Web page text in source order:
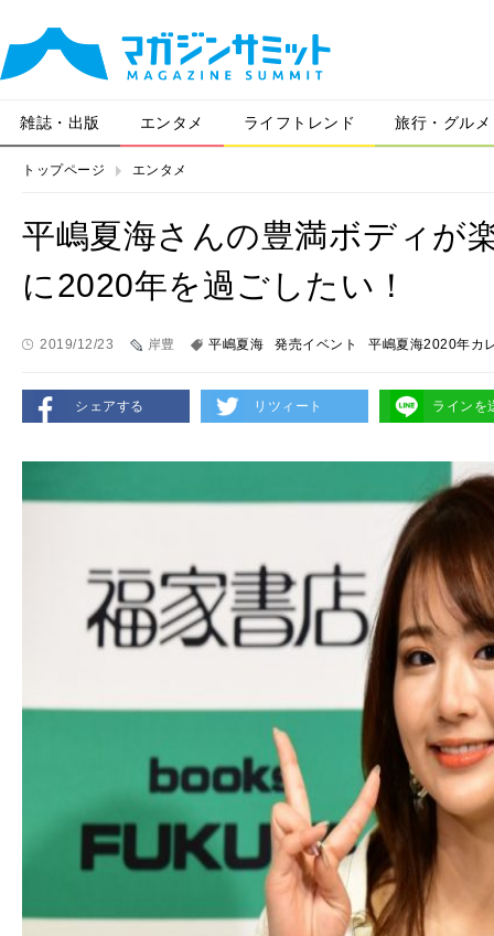
雑誌・出版 エンタメ ライフトレンド 旅行・グルメ
トップページ エンタメ
平嶋夏海さんの豊満ボディが
に2020年を過ごしたい！
2019/12/23 岸豊 平嶋夏海 発売イベント 平嶋夏海2020年カ
シェアする リツィート ラインを